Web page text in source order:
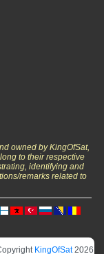
owned by KingOfSat,
to their respective
identifying and
remarks related to
KingOfSat2026